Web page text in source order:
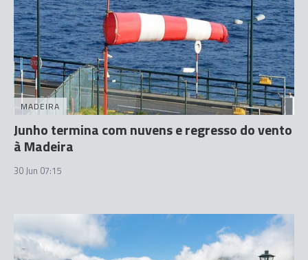
MADEIRA
Junho termina com nuvens e regresso do vento
à Madeira
30 Jun 07:15